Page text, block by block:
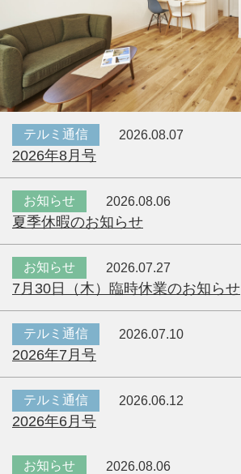
テルミ通信 2026.08.07
2026年8月号
お知らせ 2026.08.06
夏季休暇のお知らせ
お知らせ 2026.07.27
7月30日（木）臨時休業のお知らせ
テルミ通信 2026.07.10
2026年7月号
テルミ通信 2026.06.12
2026年6月号
お知らせ 2026.08.06